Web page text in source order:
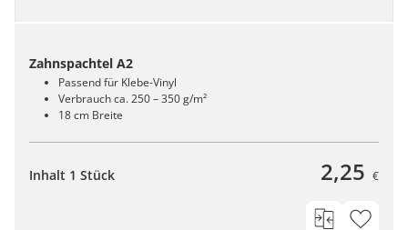
Zahnspachtel A2
Passend für Klebe-Vinyl
Verbrauch ca. 250 – 350 g/m²
18 cm Breite
Inhalt 1 Stück 2,25 €